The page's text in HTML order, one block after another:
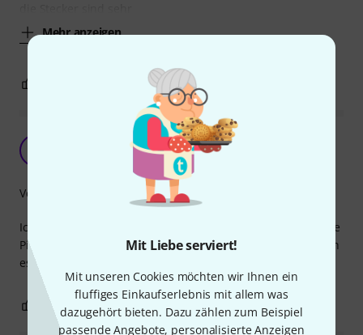
Mit Liebe serviert!
Mit unseren Cookies möchten wir Ihnen ein
fluffiges Einkaufserlebnis mit allem was
dazugehört bieten. Dazu zählen zum Beispiel
passende Angebote, personalisierte Anzeigen
Mehr anzeigen
BEWERTUNG MELDEN
auch 180 Grad!
PederBass 26.06.2026
Ich habe auf gut Glück diese Kabel bestellt. Ich benötige die
Pins vom Winkelstecker um 180 Grad verdreht. Als hätte ich
es geahnt, sie lassen sich auch um 180 Grad verdrehen.
Verarbeitung
BEWERTUNG MELDEN